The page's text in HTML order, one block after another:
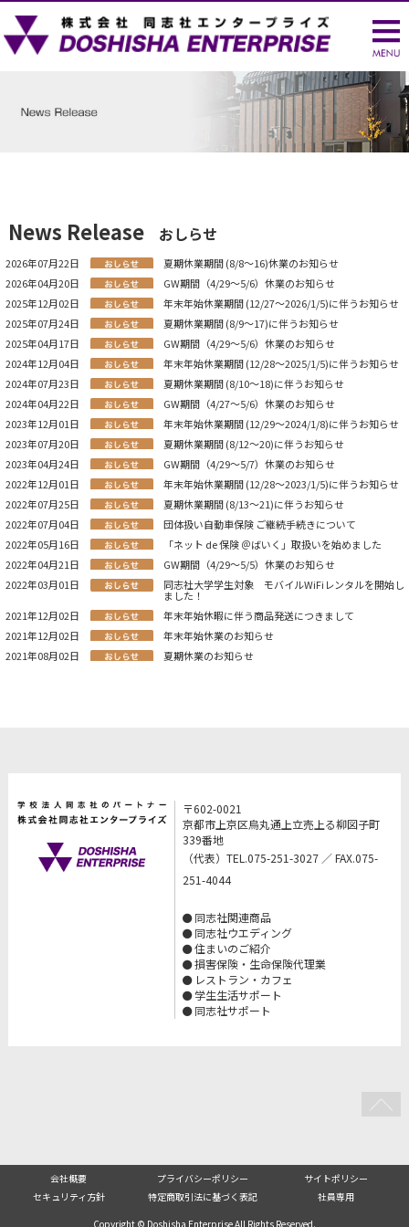
News Releaseおしらせ
2026年07月22日
夏期休業期間 (8/8～16)休業のお知らせ
2026年04月20日
GW期間（4/29～5/6）休業のお知らせ
2025年12月02日
年末年始休業期間 (12/27～2026/1/5)に伴うお知らせ
2025年07月24日
夏期休業期間 (8/9～17)に伴うお知らせ
2025年04月17日
GW期間（4/29～5/6）休業のお知らせ
2024年12月04日
年末年始休業期間 (12/28～2025/1/5)に伴うお知らせ
2024年07月23日
夏期休業期間 (8/10～18)に伴うお知らせ
2024年04月22日
GW期間（4/27～5/6）休業のお知らせ
2023年12月01日
年末年始休業期間 (12/29～2024/1/8)に伴うお知らせ
2023年07月20日
夏期休業期間 (8/12～20)に伴うお知らせ
2023年04月24日
GW期間（4/29～5/7）休業のお知らせ
2022年12月01日
年末年始休業期間 (12/28～2023/1/5)に伴うお知らせ
2022年07月25日
夏期休業期間 (8/13～21)に伴うお知らせ
2022年07月04日
団体扱い自動車保険 ご継続手続きについて
2022年05月16日
「ネット de 保険 ＠ばいく」取扱いを始めました
2022年04月21日
GW期間（4/29～5/5）休業のお知らせ
2022年03月01日
同志社大学学生対象 モバイルWiFiレンタルを開始し
ました！
2021年12月02日
年末年始休暇に伴う商品発送につきまして
2021年12月02日
年末年始休業のお知らせ
2021年08月02日
夏期休業のお知らせ
〒602-0021
京都市上京区烏丸通上立売上る柳図子町
339番地
（代表）TEL.075-251-3027 ／ FAX.075-
251-4044
同志社関連商品
同志社ウエディング
住まいのご紹介
損害保険・生命保険代理業
レストラン・カフェ
学生生活サポート
同志社サポート
会社概要 プライバシーポリシー
サイトポリシー
セキュリティ方針
特定商取引法に基づく表記
社員専用
Copyright © Doshisha Enterprise All Rights Reserved.